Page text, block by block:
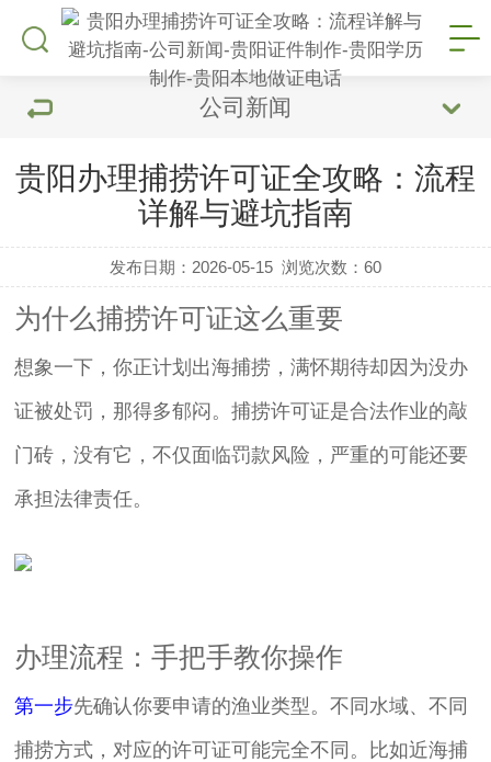
公司新闻
贵阳办理捕捞许可证全攻略：流程
详解与避坑指南
发布日期：2026-05-15 浏览次数：60
为什么捕捞许可证这么重要
想象一下，你正计划出海捕捞，满怀期待却因为没办
证被处罚，那得多郁闷。捕捞许可证是合法作业的敲
门砖，没有它，不仅面临罚款风险，严重的可能还要
承担法律责任。
办理流程：手把手教你操作
第一步先确认你要申请的渔业类型。不同水域、不同
捕捞方式，对应的许可证可能完全不同。比如近海捕